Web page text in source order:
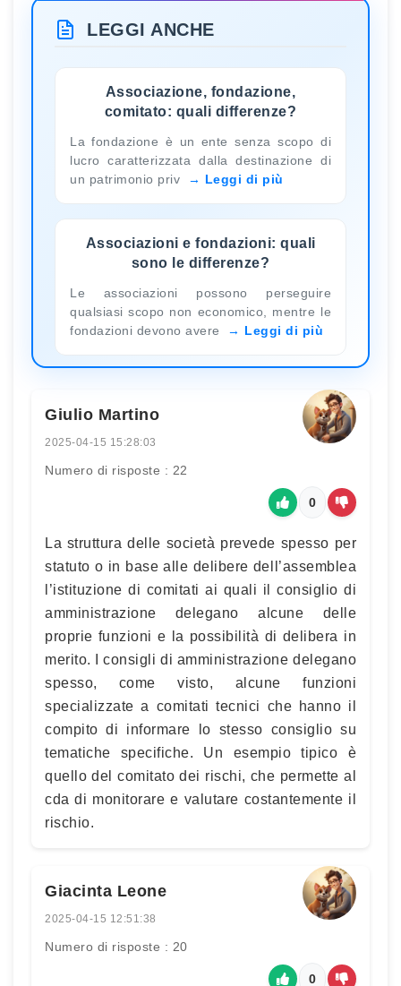
LEGGI ANCHE
Associazione, fondazione,
comitato: quali differenze?
La fondazione è un ente senza scopo di
lucro caratterizzata dalla destinazione di
un patrimonio priv
Leggi di più
Associazioni e fondazioni: quali
sono le differenze?
Le associazioni possono perseguire
qualsiasi scopo non economico, mentre le
fondazioni devono avere
Leggi di più
Giulio Martino
2025-04-15 15:28:03
Numero di risposte : 22
0
La struttura delle società prevede spesso per
statuto o in base alle delibere dell’assemblea
l’istituzione di comitati ai quali il consiglio di
amministrazione delegano alcune delle
proprie funzioni e la possibilità di delibera in
merito. I consigli di amministrazione delegano
spesso, come visto, alcune funzioni
specializzate a comitati tecnici che hanno il
compito di informare lo stesso consiglio su
tematiche specifiche. Un esempio tipico è
quello del comitato dei rischi, che permette al
cda di monitorare e valutare costantemente il
rischio.
Giacinta Leone
2025-04-15 12:51:38
Numero di risposte : 20
0